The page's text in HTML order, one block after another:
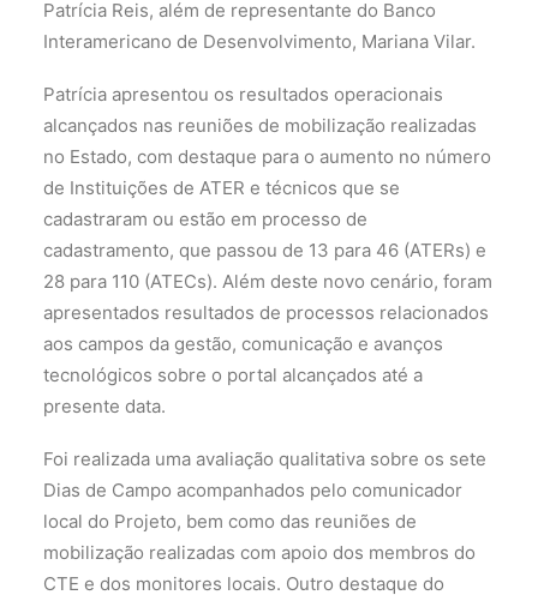
Patrícia Reis, além de representante do Banco
Interamericano de Desenvolvimento, Mariana Vilar.
Patrícia apresentou os resultados operacionais
alcançados nas reuniões de mobilização realizadas
no Estado, com destaque para o aumento no número
de Instituições de ATER e técnicos que se
cadastraram ou estão em processo de
cadastramento, que passou de 13 para 46 (ATERs) e
28 para 110 (ATECs). Além deste novo cenário, foram
apresentados resultados de processos relacionados
aos campos da gestão, comunicação e avanços
tecnológicos sobre o portal alcançados até a
presente data.
Foi realizada uma avaliação qualitativa sobre os sete
Dias de Campo acompanhados pelo comunicador
local do Projeto, bem como das reuniões de
mobilização realizadas com apoio dos membros do
CTE e dos monitores locais. Outro destaque do